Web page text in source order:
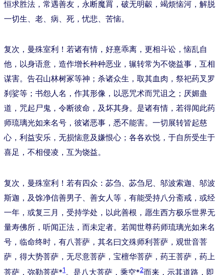
恒求胜法，常遇善友，永断魔罥，破无明㲉，竭烦恼河，解脱
一切生、老、病、死，忧悲、苦恼。
复次，曼殊室利！若诸有情，好憙乖离，更相斗讼，恼乱自
他，以身语意，造作增长种种恶业，辗转常为不饶益事，互相
谋害。告召山林树冢等神；杀诸众生，取其血肉，祭祀药叉罗
刹娑等；书怨人名，作其形像，以恶咒术而咒诅之；厌媚蛊
道，咒起尸鬼，令断彼命，及坏其身。是诸有情，若得闻此药
师琉璃光如来名号，彼诸恶事，悉不能害。一切展转皆起慈
心，利益安乐，无损恼意及嫌恨心；各各欢悦，于自所受生于
喜足，不相侵凌，互为饶益。
复次，曼殊室利！若有四众：苾刍、苾刍尼、邬波索迦、邬波
斯迦，及馀净信善男子、善女人等，有能受持八分斋戒，或经
一年，或复三月，受持学处，以此善根，愿生西方极乐世界无
量寿佛所，听闻正法，而未定者。若闻世尊药师琉璃光如来名
号，临命终时，有八菩萨，其名曰文殊师利菩萨，观世音菩
萨，得大势菩萨，无尽意菩萨，宝檀华菩萨，药王菩萨，药上
菩萨，弥勒菩萨*1。是八大菩萨，乘空*2而来，示其道路，即